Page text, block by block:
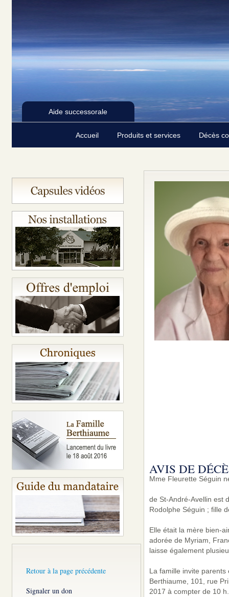
Aide successorale
Accueil Produits et services Décès
Retour à la page précédente
Signaler un don
AVIS DE
Mme Fleurette Séguin
de St-André-Avellin est
Rodolphe Séguin ; fille
Elle était la mère bien-
adorée de Myriam,
laisse également
La famille invite
Berthiaume, 101, rue
2017 à compter de 10